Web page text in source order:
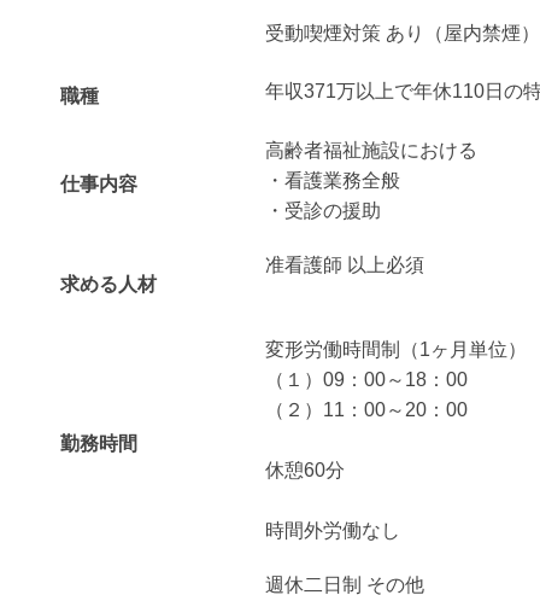
受動喫煙対策 あり（屋内禁煙）
職種 年収371万以上で年休110日の
仕事内容
高齢者福祉施設における
・看護業務全般
・受診の援助
求める人材
准看護師 以上必須
勤務時間
変形労働時間制（1ヶ月単位）
（１）09：00～18：00
（２）11：00～20：00
休憩60分
時間外労働なし
週休二日制 その他